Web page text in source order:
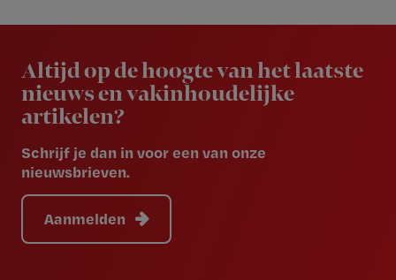
Altijd op de hoogte van het laatste
nieuws en vakinhoudelijke
artikelen?
Schrijf je dan in voor een van onze
nieuwsbrieven.
Aanmelden